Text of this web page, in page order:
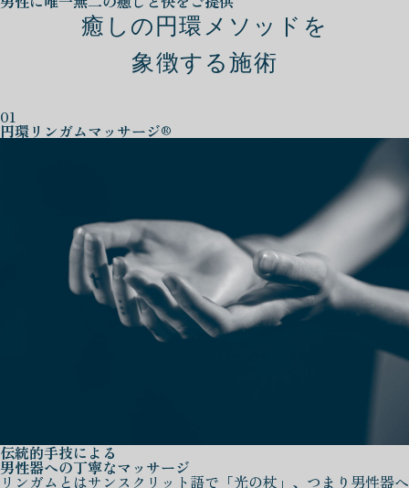
癒しの円環メソッドを
象徴する施術
01
円環リンガムマッサージ®
伝統的手技による
男性器への丁寧なマッサージ
リンガムとはサンスクリット語で「光の杖」、つまり男性器へ